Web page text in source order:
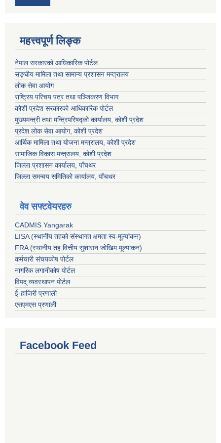
महत्त्वपूर्ण लिङ्क
नेपाल सरकारको आधिकारिक पोर्टल
सङ्‍घीय मामिला तथा सामान्य प्रशासन मन्त्रालय
लोक सेवा आयोग
राष्ट्रिय परिचय पत्र तथा पञ्जिकरण विभाग
कोशी प्रदेश सरकारको आधिकारिक पोर्टल
मुख्यमन्त्री तथा मन्त्रिपरिषद्को कार्यालय, कोशी प्रदेश
प्रदेश लोक सेवा आयोग, कोशी प्रदेश
आर्थिक मामिला तथा योजना मन्त्रालय, कोशी प्रदेश
सामाजिक विकास मन्त्रालय, कोशी प्रदेश
जिल्ला प्रशासन कार्यालय, पाँचथर
जिल्ला समन्वय समितिको कार्यालय, पाँचथर
वेव सफ्टवेयरहरु
CADMIS Yangarak
LISA (स्थानीय तहको संस्थागत क्षमता स्व-मूल्यांकन)
FRA (स्थानीय तह वित्तीय सुशासन जोखिम मूल्यांकन)
कर्मचारी संचयकोष पोर्टल
नागरिक लगानीकोष पोर्टल
विपद् व्यवस्थापन पोर्टल
ई-हाजिरी प्रणाली
एसएमएस प्रणाली
Facebook Feed